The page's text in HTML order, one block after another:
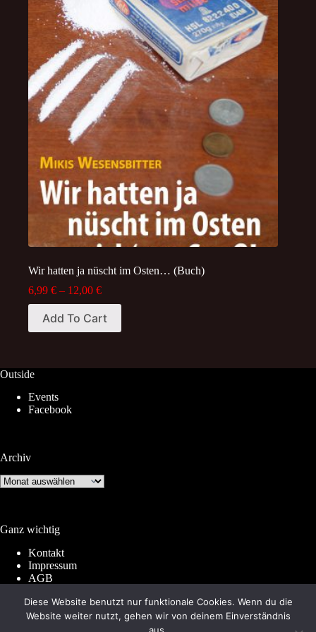
Wir hatten ja nüscht im Osten… (Buch)
6,99 € – 12,00 €Price
range:
6,99 €
Add To Cart
This
product
has
The
may
be
product
page
Outside
Events
Facebook
Archiv
Archiv
Ganz wichtig
Kontakt
Impressum
AGB
Datenschutz
Diese Website benutzt nur funktionale Cookies. Wenn du die
Website weiter nutzt, gehen wir von deinem Einverständnis